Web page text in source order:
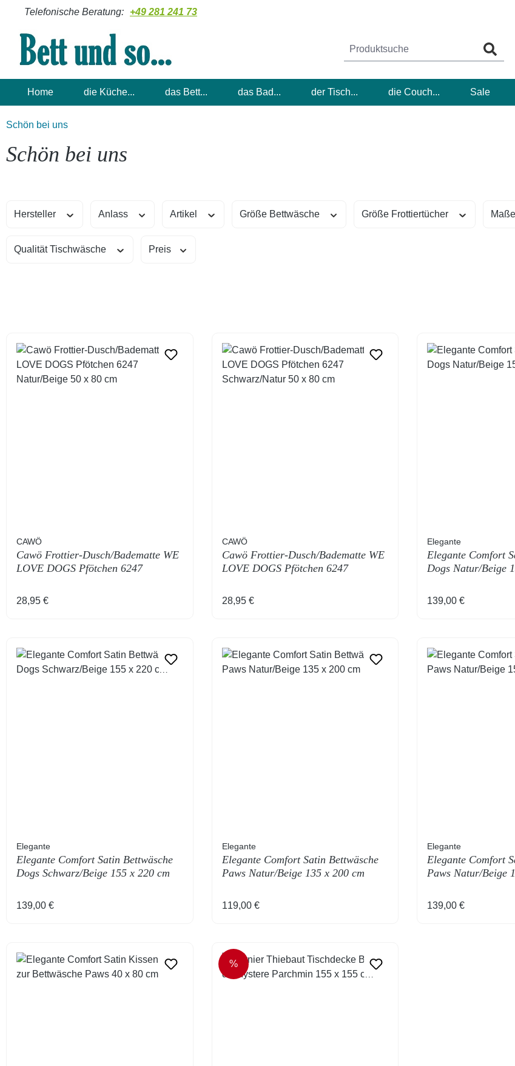
Hauptinhalt springen
Zur Suche springen
Zur Hauptnavigation springen
Telefonische Beratung: +49 281 241 73
Home die Küche... das Bett... das Bad... der Tisch... die Couch... Sale
Schön bei uns
Schön bei uns
Hersteller Anlass Artikel Größe Bettwäsche Größe Frottiertücher
Qualität Tischwäsche Preis
CAWÖ
Cawö Frottier-Dusch/Badematte WE
LOVE DOGS Pfötchen 6247
Regulärer Preis:
28,95 €
CAWÖ
Cawö Frottier-Dusch/Badematte WE
LOVE DOGS Pfötchen 6247
Regulärer Preis:
28,95 €
Elegante
Elegante Comfort
Dogs Natur/Beige
Regulärer Preis:
139,00 €
Elegante
Elegante Comfort Satin Bettwäsche
Dogs Schwarz/Beige 155 x 220 cm
Regulärer Preis:
139,00 €
Elegante
Elegante Comfort Satin Bettwäsche
Paws Natur/Beige 135 x 200 cm
Regulärer Preis:
119,00 €
Elegante
Elegante Comfort
Paws Natur/Beige
Regulärer Preis:
139,00 €
RABATT
%